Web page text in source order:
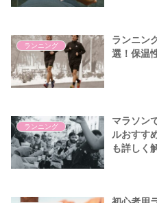
ランニング
ランニン
選！保温
ランニング
マラソン
ルおすす
も詳しく